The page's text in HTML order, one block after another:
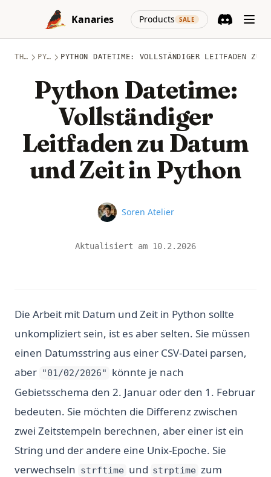
Skip to content
Kanaries
Products SALE
(opens in a
THEMEN PYTHON PYTHON DATETIME: VOLLSTÄNDIGER LEITFADEN ZU
Python Datetime:
Vollständiger
Leitfaden zu Datum
und Zeit in Python
Name
Soren Atelier
Aktualisiert am 10.2.2026
Die Arbeit mit Datum und Zeit in Python sollte
unkompliziert sein, ist es aber selten. Sie müssen
einen Datumsstring aus einer CSV-Datei parsen,
aber "01/02/2026"
könnte je nach
Gebietsschema den 2. Januar oder den 1. Februar
bedeuten. Sie möchten die Differenz zwischen
zwei Zeitstempeln berechnen, aber einer ist ein
String und der andere eine Unix-Epoche. Sie
verwechseln strftime und strptime zum